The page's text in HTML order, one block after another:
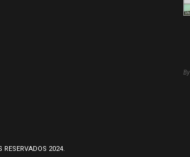
RESERVADOS 2024.